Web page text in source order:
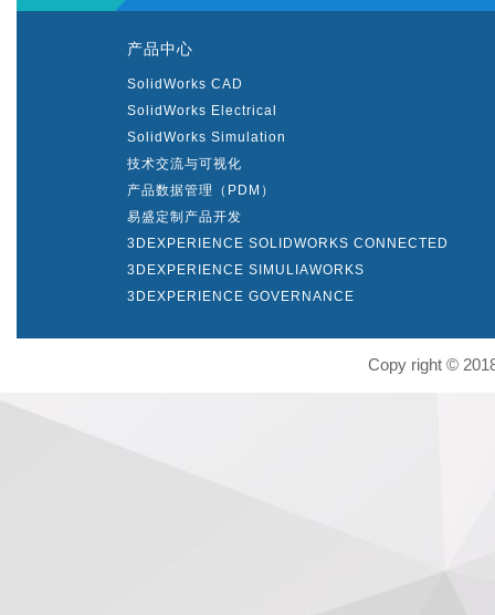
产品中心
SolidWorks CAD
SolidWorks Electrical
SolidWorks Simulation
技术交流与可视化
产品数据管理（PDM）
易盛定制产品开发
3DEXPERIENCE SOLIDWORKS CONNECTED
3DEXPERIENCE SIMULIAWORKS
3DEXPERIENCE GOVERNANCE
Copy right ©